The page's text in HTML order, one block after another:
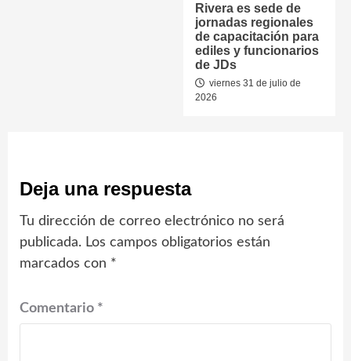
Rivera es sede de
jornadas regionales
de capacitación para
ediles y funcionarios
de JDs
viernes 31 de julio de
2026
Deja una respuesta
Tu dirección de correo electrónico no será
publicada. Los campos obligatorios están
marcados con *
Comentario *